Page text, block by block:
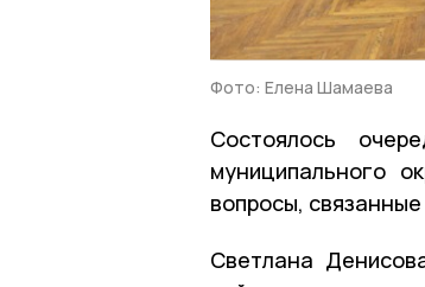
Фото: Елена Шамаева
Состоялось
муниципального
вопросы,
Светлана